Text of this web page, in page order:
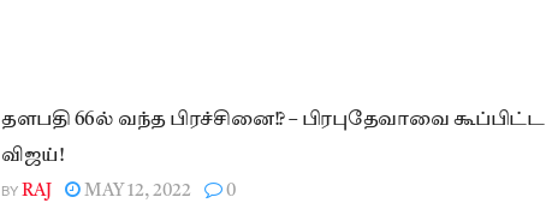
தளபதி 66ல் வந்த பிரச்சினை!? – பிரபுதேவாவை கூப்பிட்ட
விஜய்!
BY RAJ MAY 12, 2022 0